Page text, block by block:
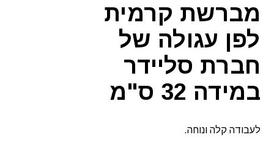
SLIDER
מברשת קרמית
לפן עגולה של
חברת סליידר
במידה 32 ס"מ
לעבודה קלה ונוחה.